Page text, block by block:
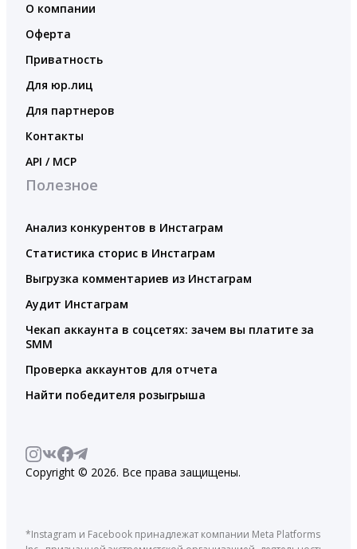
О компании
Оферта
Приватность
Для юр.лиц
Для партнеров
Контакты
API / MCP
Полезное
Анализ конкурентов в Инстаграм
Статистика сторис в Инстаграм
Выгрузка комментариев из Инстаграм
Аудит Инстаграм
Чекап аккаунта в соцсетях: зачем вы платите за
SMM
Проверка аккаунтов для отчета
Найти победителя розыгрыша
Copyright © 2026. Все права защищены.
*Instagram и Facebook принадлежат компании Meta Platforms